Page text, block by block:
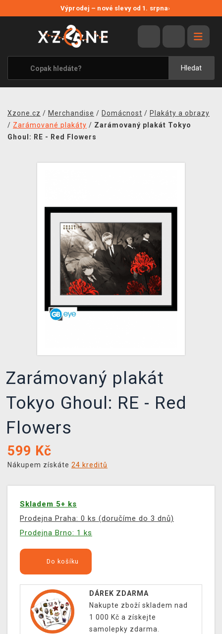
Výprodej – nové slevy od 1. srpna›
Hledat
VÝPRODEJ
VIDEOHRY
XZONE ORIGINALS
TÉMATIKY
MERCHANDISE
PRODEJNY
XZONE KLUB
TCG & BOARDGAME HUB
Xzone.cz / Merchandise / Domácnost / Plakáty a obrazy
/ Zarámované plakáty / Zarámovaný plakát Tokyo
Ghoul: RE - Red Flowers
Zarámovaný plakát
Tokyo Ghoul: RE - Red
Flowers
599 Kč
Nákupem získáte 24 kreditů
Skladem 5+ ks
Prodejna Praha: 0 ks (doručíme do 3 dnů)
Prodejna Brno: 1 ks
Do košíku
DÁREK ZDARMA
Nakupte zboží skladem nad
1 000 Kč a získejte
samolepky zdarma.